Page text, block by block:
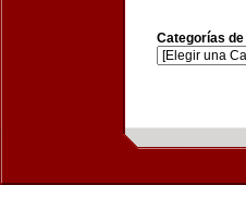
Categorías